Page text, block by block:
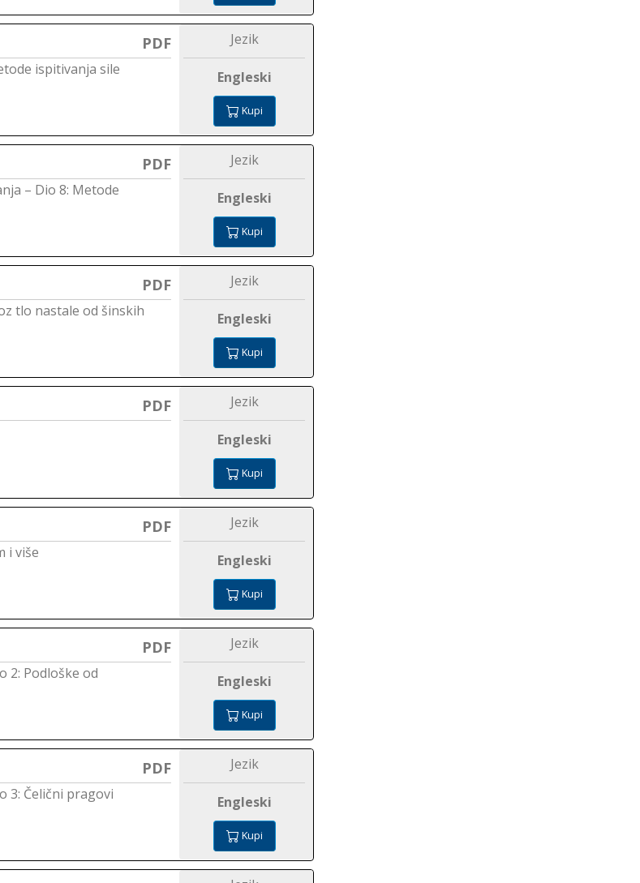
PDF
ispitivanja sile
Jezik
Engleski
Kupi
PDF
– Dio 8: Metode
Jezik
Engleski
Kupi
PDF
tlo nastale od šinskih
Jezik
Engleski
Kupi
PDF Jezik
Engleski
Kupi
PDF
i više
Jezik
Engleski
Kupi
PDF
2: Podloške od
Jezik
Engleski
Kupi
PDF
3: Čelični pragovi
Jezik
Engleski
Kupi